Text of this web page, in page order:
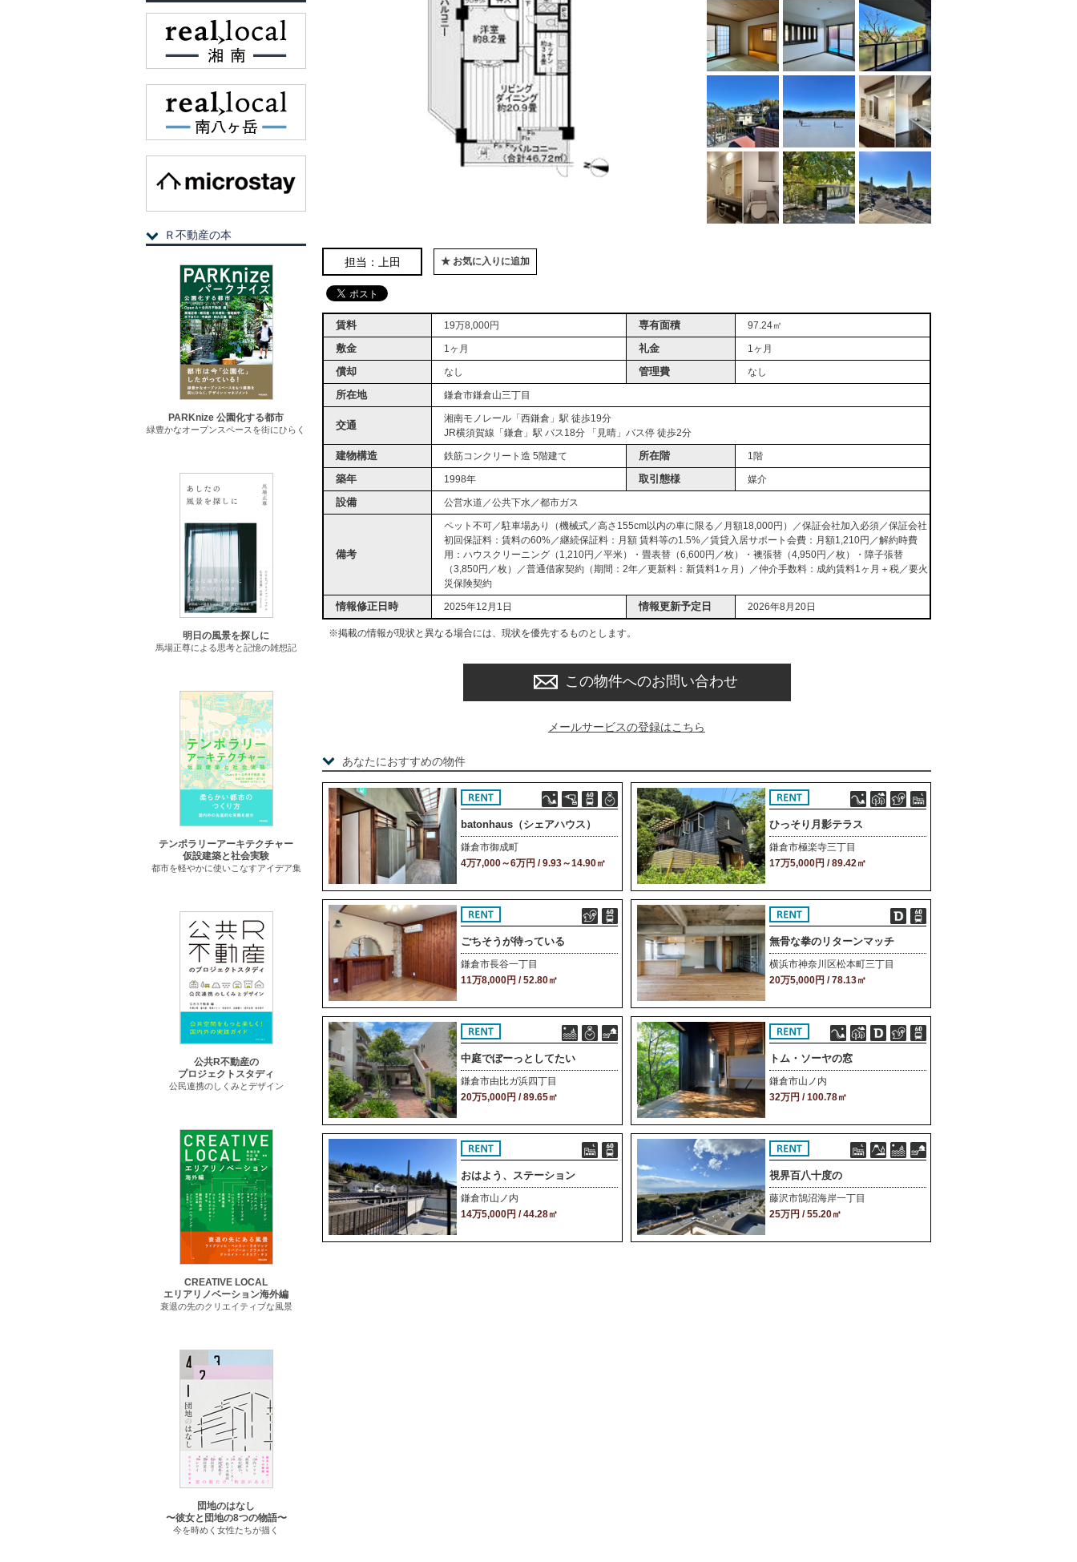
担当：上田 ★ お気に入りに追加
賃料 19万8,000円 専有面積 97.24㎡
敷金 1ヶ月 礼金 1ヶ月
償却 なし 管理費 なし
所在地 鎌倉市鎌倉山三丁目
交通
湘南モノレール「西鎌倉」駅 徒歩19分
JR横須賀線「鎌倉」駅 バス18分 「見晴」バス停 徒歩2分
建物構造 鉄筋コンクリート造 5階建て 所在階 1階
築年 1998年 取引態様 媒介
設備 公営水道／公共下水／都市ガス
備考
ペット不可／駐車場あり（機械式／高さ155cm以内の車に限る／月額18,000円）／保証会社加入必須／保証会社
初回保証料：賃料の60%／継続保証料：月額 賃料等の1.5%／賃貸入居サポート会費：月額1,210円／解約時費
用：ハウスクリーニング（1,210円／平米）・畳表替（6,600円／枚）・襖張替（4,950円／枚）・障子張替
（3,850円／枚）／普通借家契約（期間：2年／更新料：新賃料1ヶ月）／仲介手数料：成約賃料1ヶ月＋税／要火
災保険契約
情報修正日時 2025年12月1日 情報更新予定日 2026年8月20日
※掲載の情報が現状と異なる場合には、現状を優先するものとします。
この物件へのお問い合わせ
メールサービスの登録はこちら
あなたにおすすめの物件
batonhaus（シェアハウス）
鎌倉市御成町
4万7,000～6万円 / 9.93～14.90㎡
ひっそり月影テラス
鎌倉市極楽寺三丁目
17万5,000円 / 89.42㎡
ごちそうが待っている
鎌倉市長谷一丁目
11万8,000円 / 52.80㎡
無骨な拳のリターンマッチ
横浜市神奈川区松本町三丁目
20万5,000円 / 78.13㎡
中庭でぼーっとしてたい
鎌倉市由比ガ浜四丁目
20万5,000円 / 89.65㎡
トム・ソーヤの窓
鎌倉市山ノ内
32万円 / 100.78㎡
おはよう、ステーション
鎌倉市山ノ内
14万5,000円 / 44.28㎡
視界百八十度の
藤沢市鵠沼海岸一丁目
25万円 / 55.20㎡
Ｒ不動産の本
PARKnize 公園化する都市
緑豊かなオープンスペースを街にひらく
明日の風景を探しに
馬場正尊による思考と記憶の雑想記
テンポラリーアーキテクチャー
仮設建築と社会実験
都市を軽やかに使いこなすアイデア集
公共R不動産の
プロジェクトスタディ
公民連携のしくみとデザイン
CREATIVE LOCAL
エリアリノベーション海外編
衰退の先のクリエイティブな風景
団地のはなし
〜彼女と団地の8つの物語〜
今を時めく女性たちが描く